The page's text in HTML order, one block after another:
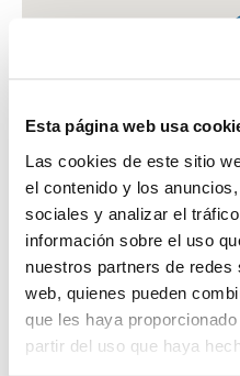
Esta página web usa
Las cookies de este sitio
el contenido y los
sociales y analizar el
información sobre el uso
nuestros partners de
web, quienes pueden
que les haya
partir del uso que haya
FARMACIA MUÑOZ
AV. DE ESPAÑA, 64